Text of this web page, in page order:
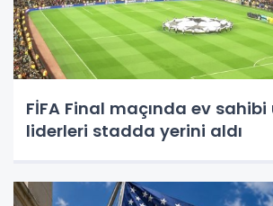
FİFA Final maçında ev
liderleri stadda yerini aldı